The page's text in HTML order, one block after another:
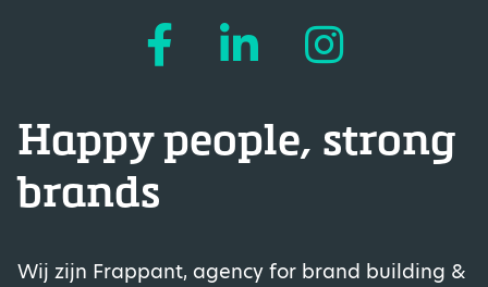
Happy people, strong
brands
Wij zijn Frappant, agency for brand building &